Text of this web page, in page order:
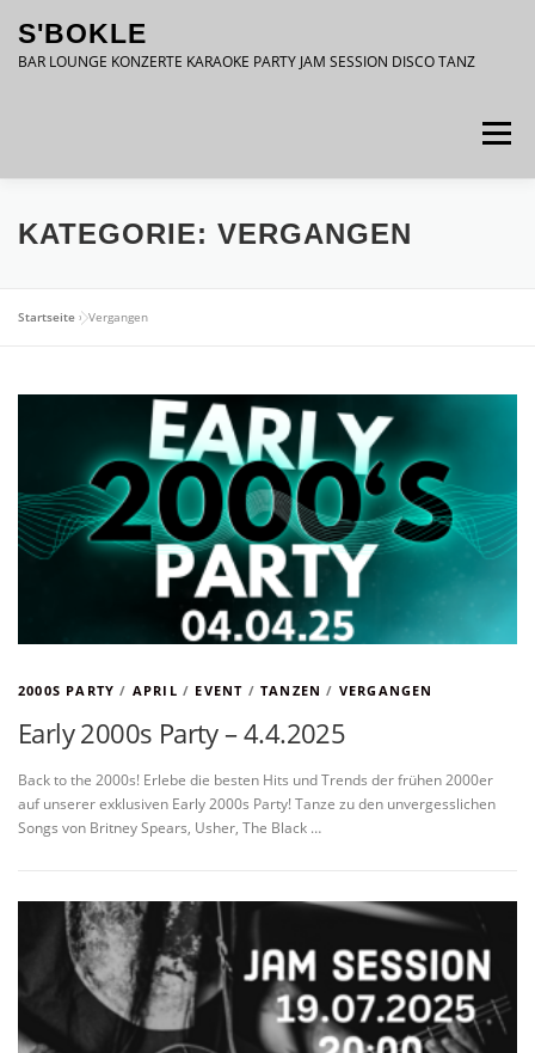
Inhalt
springen
S'BOKLE
BAR LOUNGE KONZERTE KARAOKE PARTY JAM SESSION DISCO TANZ
Menü
DATENSCHUTZ IMPRESSUM
KATEGORIE: VERGANGEN
Startseite »Vergangen
2000S PARTY / APRIL / EVENT /TANZEN / VERGANGEN
Early 2000s Party – 4.4.2025
Back to the 2000s! Erlebe die besten Hits und Trends der frühen 2000er
auf unserer exklusiven Early 2000s Party! Tanze zu den unvergesslichen
Songs von Britney Spears, Usher, The Black …